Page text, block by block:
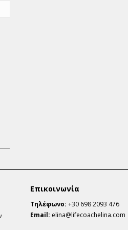
Επικοινωνία
Τηλέφωνο: +30 698 2093 476
Email: elina@lifecoachelina.com